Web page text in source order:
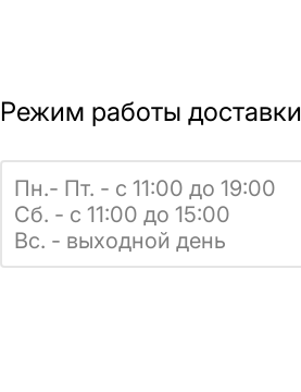
Режим работы доставки
Пн.- Пт. - с 11:00 до 19:00
Сб. - с 11:00 до 15:00
Вс. - выходной день